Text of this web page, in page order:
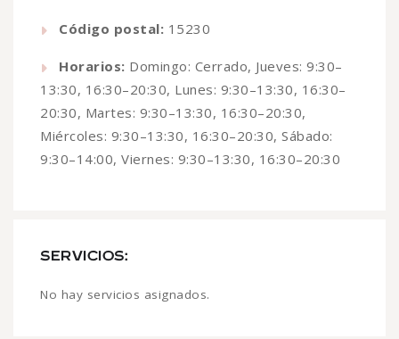
Código postal: 15230
Horarios: Domingo: Cerrado, Jueves: 9:30–
13:30, 16:30–20:30, Lunes: 9:30–13:30, 16:30–
20:30, Martes: 9:30–13:30, 16:30–20:30,
Miércoles: 9:30–13:30, 16:30–20:30, Sábado:
9:30–14:00, Viernes: 9:30–13:30, 16:30–20:30
SERVICIOS:
No hay servicios asignados.